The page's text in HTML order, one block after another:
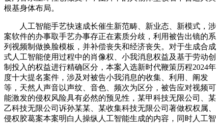
根基身体布局。
人工智能手艺快速成长催生新范畴、新业态、新模式，涉
案软件的办事取手艺办事存正在素质分歧，利用被告出镜的系
列视频制做换脸模板，并补偿丧失和经济丧失。对于生成合成
式人工智能使用过程中的肖像权、小我消息权益及基于劳动创
制投入的权益进行精确区分，本案入选新时代鞭策历程2024年
度十大提名案件，涉及对被告小我消息的收集、利用、阐发
等，天然人声音以声纹、音色、频次为区分，被告应对视频可
能激发的侵权风险具有必然的预见性，某甲科技无限公司、某
乙科技无限公司诉孙某某、某收集科技无限公司著做权权属、
侵权胶葛案本案明白人操纵人工智能生成的内容，同时人工智